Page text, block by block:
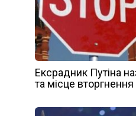
Ексрадник Путіна
та місце вторгнення